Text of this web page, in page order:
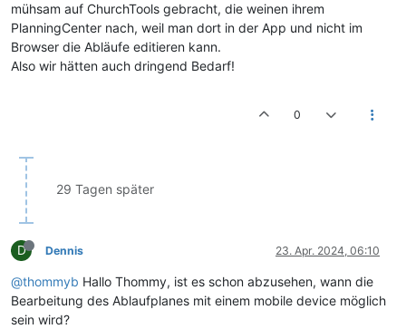
mühsam auf ChurchTools gebracht, die weinen ihrem
PlanningCenter nach, weil man dort in der App und nicht im
Browser die Abläufe editieren kann.
Also wir hätten auch dringend Bedarf!
0
29 Tagen später
D Dennis 23. Apr. 2024, 06:10
@thommyb Hallo Thommy, ist es schon abzusehen, wann die
Bearbeitung des Ablaufplanes mit einem mobile device möglich
sein wird?